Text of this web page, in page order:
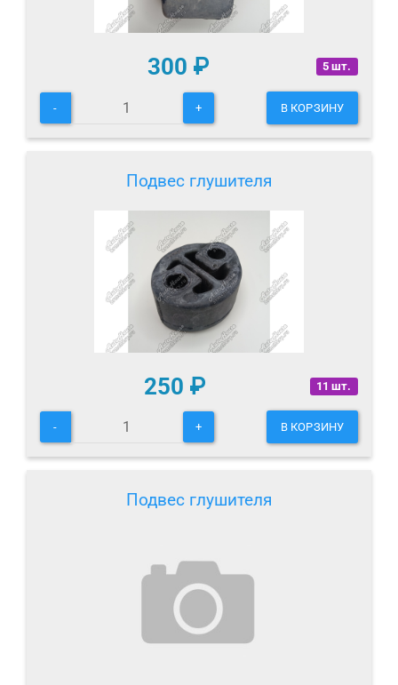
5 шт.
300 ₽
- + В КОРЗИНУ
Подвес глушителя
11 шт.
250 ₽
- + В КОРЗИНУ
Подвес глушителя